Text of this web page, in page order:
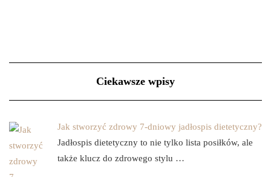
Ciekawsze wpisy
Jak stworzyć zdrowy 7-dniowy jadłospis dietetyczny?
Jadłospis dietetyczny to nie tylko lista posiłków, ale
także klucz do zdrowego stylu …